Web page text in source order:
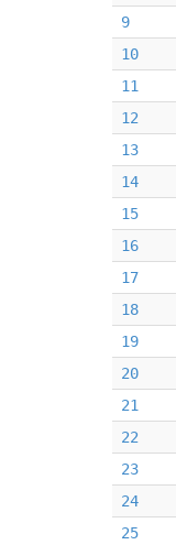
9
10
11
12
13
14
15
16
17
18
19
20
21
22
23
24
25